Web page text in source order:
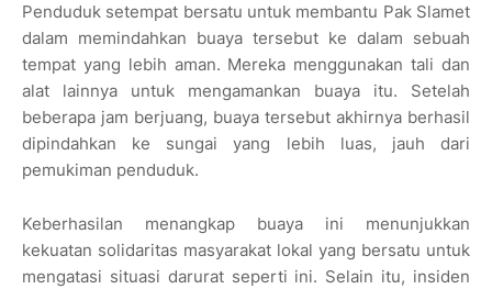
Penduduk setempat bersatu untuk membantu Pak Slamet
dalam memindahkan buaya tersebut ke dalam sebuah
tempat yang lebih aman. Mereka menggunakan tali dan
alat lainnya untuk mengamankan buaya itu. Setelah
beberapa jam berjuang, buaya tersebut akhirnya berhasil
dipindahkan ke sungai yang lebih luas, jauh dari
pemukiman penduduk.
Keberhasilan menangkap buaya ini menunjukkan
kekuatan solidaritas masyarakat lokal yang bersatu untuk
mengatasi situasi darurat seperti ini. Selain itu, insiden